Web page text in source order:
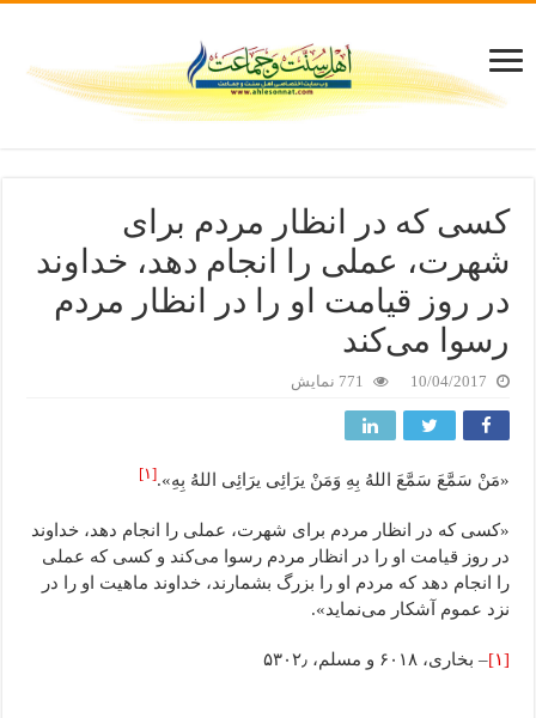
کسی که در انظار مردم برای
شهرت، عملی را انجام دهد، خداوند
در روز قیامت او را در انظار مردم
رسوا می‌کند
10/04/2017 771 نمایش
«مَنْ سَمَّعَ سَمَّعَ اللهُ بِهِ وَمَنْ یرَائِی یرَائِی اللهُ بِهِ».[۱]
«کسی که در انظار مردم برای شهرت، عملی را انجام دهد، خداوند
در روز قیامت او را در انظار مردم رسوا می‌کند و کسی که عملی
را انجام دهد که مردم او را بزرگ بشمارند، خداوند ماهیت او را در
نزد عموم آشکار می‌نماید».
[۱] – بخاری، ۶۰۱۸ و مسلم، ۵۳۰۲٫